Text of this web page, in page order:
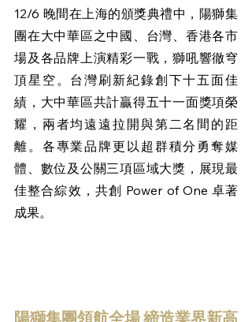
12/6 晚間在上海的頒獎典禮中，陽獅集
團在大中華區之中國、台灣、香港各市
場及各品牌上演精彩一戰，獅吼響徹穹
頂星空。台灣刷新紀錄創下十五面佳
績，大中華區共計贏得五十一面獎項榮
耀，兩者均遠遠拉開與第二名間的距
離。各專業品牌更以超群積分勇奪媒
體、數位及公關三項區域大獎，展現最
佳整合綜效，共創 Power of One 卓著
成果。